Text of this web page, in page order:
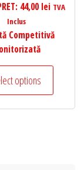
44,00 lei TVA
Inclus
Competitivă
options